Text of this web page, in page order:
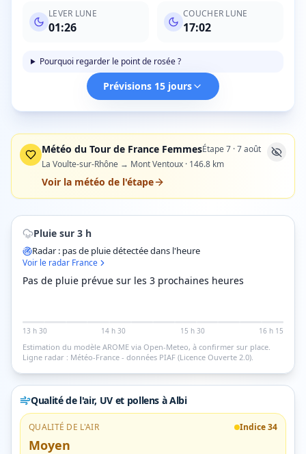
LEVER LUNE
01:26
COUCHER LUNE
17:02
Pourquoi regarder le point de rosée ?
Prévisions 15 jours
Météo du Tour de France FemmesÉtape7 ·7 août
La Voulte-sur-Rhône → Mont Ventoux · 146.8 km
Voir la météo de l'étape
Pluie sur 3 h
Radar : pas de pluie détectée dans l'heure
Voir le radar France
Pas de pluie prévue sur les 3 prochaines heures
13 h 30 14 h 30 15 h 30 16 h 15
Estimation du modèle AROME via Open-Meteo, à confirmer sur place.
Ligne radar : Météo-France - données PIAF (Licence Ouverte 2.0).
Qualité de l'air, UV et pollens à Albi
QUALITÉ DE L'AIR Indice34
Moyen